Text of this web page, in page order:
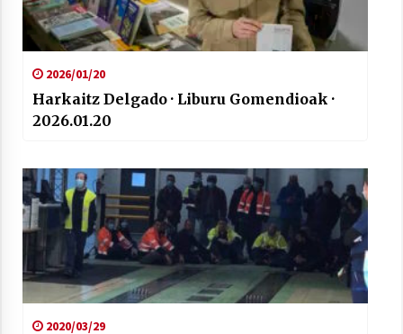
2026/01/20
Harkaitz Delgado · Liburu Gomendioak ·
2026.01.20
2020/03/29